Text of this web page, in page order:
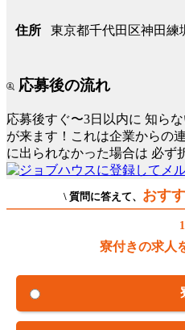
住所 東京都千代田区神田練
応募後の流れ
応募後すぐ〜3日以内に 知ら
が来ます！これは企業からの
に出られなかった場合は 必ず
\ 質問に答えて、 おす
寮付きの求人